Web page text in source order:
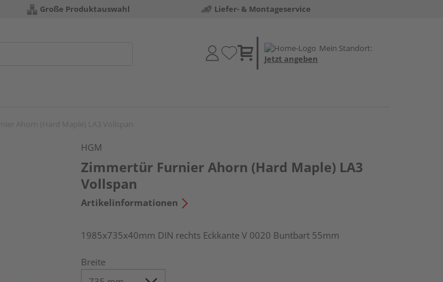
Große Produktauswahl Liefer- & Montageservice
Mein Standort:
Jetzt angeben
HGM
Zimmertür Furnier Ahorn (Hard Maple) LA3
Vollspan
Artikelinformationen
1985x735x40mm DIN rechts Eckkante V 0020 Buntbart 55mm
Breite